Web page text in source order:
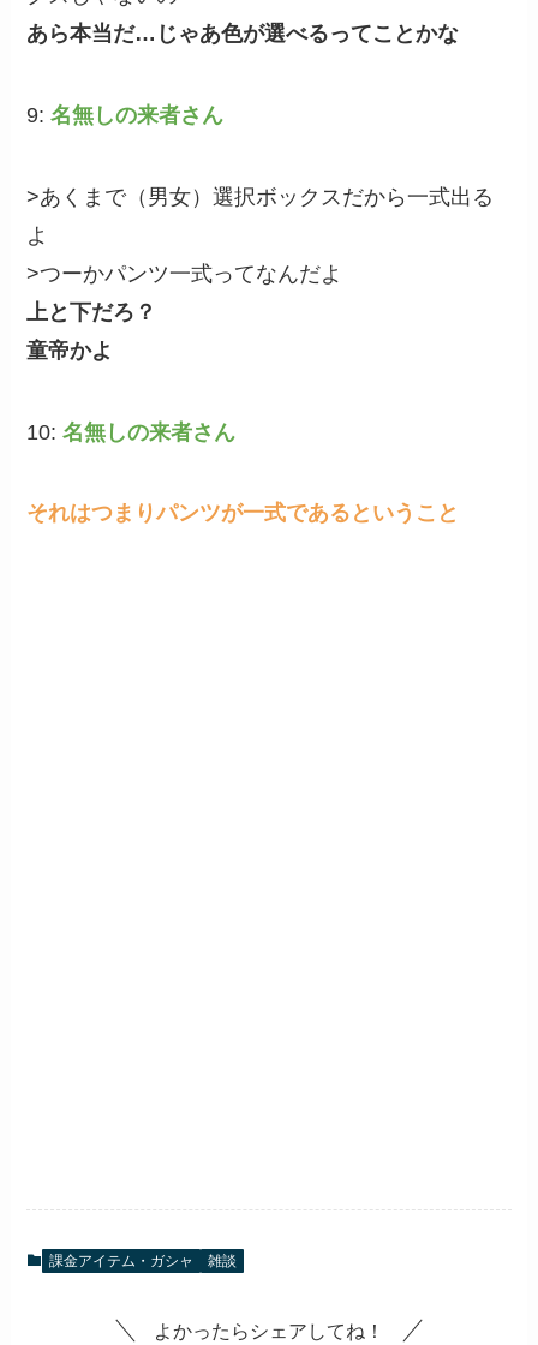
あら本当だ…じゃあ色が選べるってことかな
9:名無しの来者さん
>あくまで（男女）選択ボックスだから一式出る
よ
>つーかパンツ一式ってなんだよ
上と下だろ？
童帝かよ
10:名無しの来者さん
それはつまりパンツが一式であるということ
課金アイテム・ガシャ 雑談
よかったらシェアしてね！